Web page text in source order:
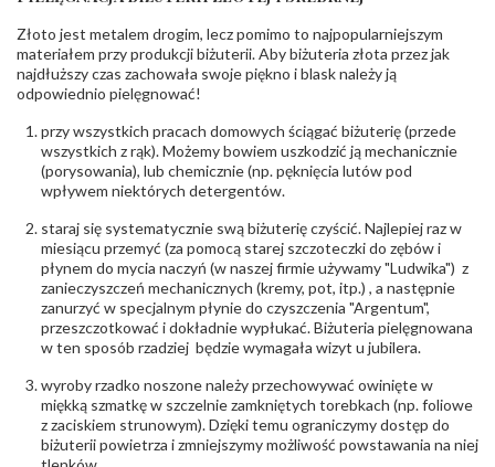
Złoto jest metalem drogim, lecz pomimo to najpopularniejszym
materiałem przy produkcji biżuterii. Aby biżuteria złota przez jak
najdłuższy czas zachowała swoje piękno i blask należy ją
odpowiednio pielęgnować!
przy wszystkich pracach domowych ściągać biżuterię (przede
wszystkich z rąk). Możemy bowiem uszkodzić ją mechanicznie
(porysowania), lub chemicznie (np. pęknięcia lutów pod
wpływem niektórych detergentów.
staraj się systematycznie swą biżuterię czyścić. Najlepiej raz w
miesiącu przemyć (za pomocą starej szczoteczki do zębów i
płynem do mycia naczyń (w naszej firmie używamy "Ludwika") z
zanieczyszczeń mechanicznych (kremy, pot, itp.) , a następnie
zanurzyć w specjalnym płynie do czyszczenia "Argentum",
przeszczotkować i dokładnie wypłukać. Biżuteria pielęgnowana
w ten sposób rzadziej będzie wymagała wizyt u jubilera.
wyroby rzadko noszone należy przechowywać owinięte w
miękką szmatkę w szczelnie zamkniętych torebkach (np. foliowe
z zaciskiem strunowym). Dzięki temu ograniczymy dostęp do
biżuterii powietrza i zmniejszymy możliwość powstawania na niej